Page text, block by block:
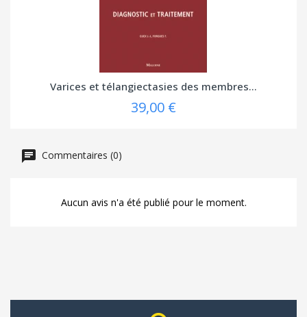
Varices et télangiectasies des membres...
39,00 €
Commentaires (0)
Aucun avis n'a été publié pour le moment.